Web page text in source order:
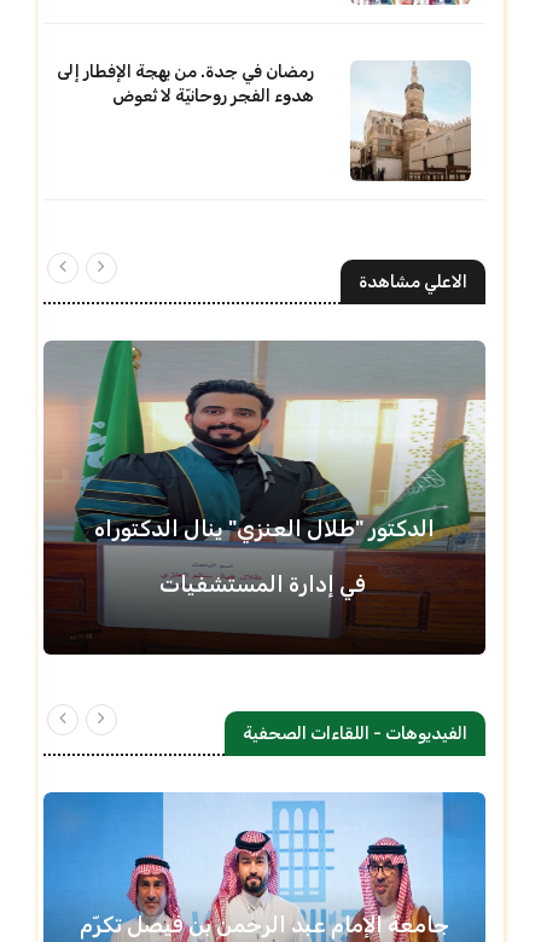
رمضان في جدة. من بهجة الإفطار إلى
هدوء الفجر روحانيّة لا تُعوض
الاعلي مشاهدة
الدكتور "طلال العنزي" ينال الدكتوراه
في إدارة المستشفيات
الفيديوهات - اللقاءات الصحفية
جامعة الإمام عبد الرحمن بن فيصل تكرّم